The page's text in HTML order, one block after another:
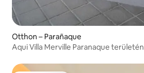
Otthon – Parañaque
Aqui Villa Merville Paranaque területén